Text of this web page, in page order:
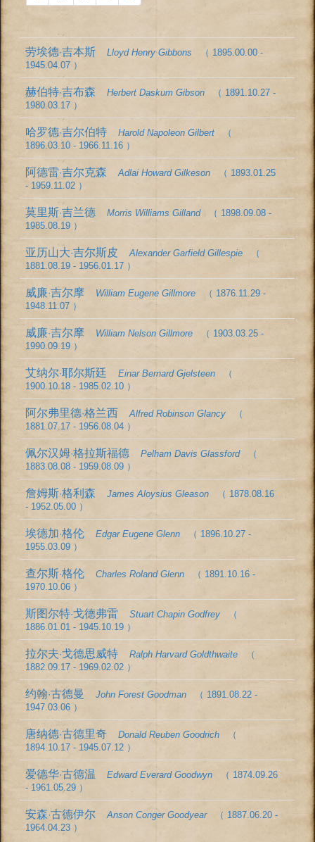
劳埃德·吉本斯Lloyd Henry Gibbons
（ 1895.00.00 -
1945.04.07 ）
赫伯特·吉布森Herbert Daskum Gibson
（ 1891.10.27 -
1980.03.17 ）
哈罗德·吉尔伯特Harold Napoleon Gilbert
（
1896.03.10 - 1966.11.16 ）
阿德雷·吉尔克森Adlai Howard Gilkeson
（ 1893.01.25
- 1959.11.02 ）
莫里斯·吉兰德Morris Williams Gilland
（ 1898.09.08 -
1985.08.19 ）
亚历山大·吉尔斯皮Alexander Garfield Gillespie
（
1881.08.19 - 1956.01.17 ）
威廉·吉尔摩 William Eugene Gillmore
（ 1876.11.29 -
1948.11.07 ）
威廉·吉尔摩 William Nelson Gillmore
（ 1903.03.25 -
1990.09.19 ）
艾纳尔·耶尔斯廷Einar Bernard Gjelsteen
（
1900.10.18 - 1985.02.10 ）
阿尔弗里德·格兰西Alfred Robinson Glancy
（
1881.07.17 - 1956.08.04 ）
佩尔汉姆·格拉斯福德Pelham Davis Glassford
（
1883.08.08 - 1959.08.09 ）
詹姆斯·格利森James Aloysius Gleason
（ 1878.08.16
- 1952.05.00 ）
埃德加·格伦Edgar Eugene Glenn
（ 1896.10.27 -
1955.03.09 ）
查尔斯·格伦Charles Roland Glenn
（ 1891.10.16 -
1970.10.06 ）
斯图尔特·戈德弗雷Stuart Chapin Godfrey
（
1886.01.01 - 1945.10.19 ）
拉尔夫·戈德思威特Ralph Harvard Goldthwaite
（
1882.09.17 - 1969.02.02 ）
约翰·古德曼John Forest Goodman
（ 1891.08.22 -
1947.03.06 ）
唐纳德·古德里奇Donald Reuben Goodrich
（
1894.10.17 - 1945.07.12 ）
爱德华·古德温Edward Everard Goodwyn
（ 1874.09.26
- 1961.05.29 ）
安森·古德伊尔Anson Conger Goodyear
（ 1887.06.20 -
1964.04.23 ）